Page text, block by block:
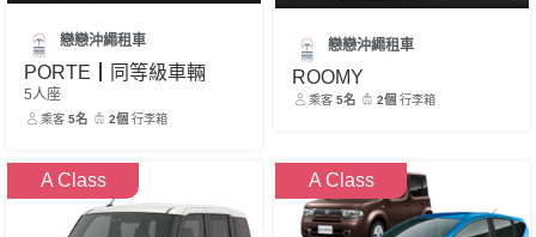
戀戀沖繩租車
PORTE┃同等級車輛
5人座
乘客5名 2個 行李箱
戀戀沖繩租車
ROOMY
乘客5名 2個 行李箱
A Class A Class